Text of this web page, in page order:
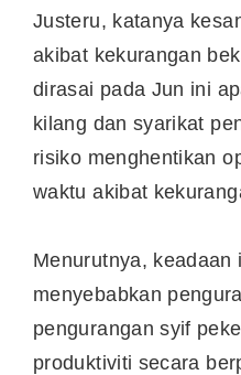
Justeru, katanya
akibat kekurangan
dirasai pada Jun ini
kilang dan syarikat
risiko menghentikan
waktu akibat
Menurutnya, keadaan
menyebabkan
pengurangan syif
produktiviti secara